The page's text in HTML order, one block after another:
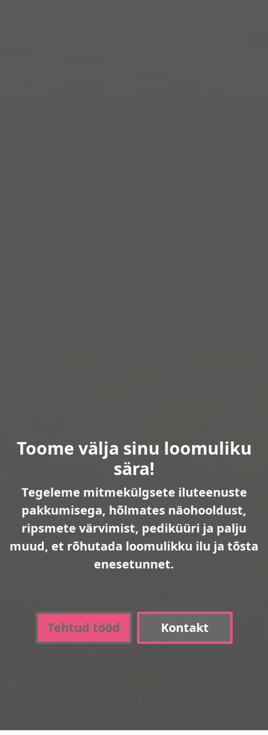
Toome välja sinu loomuliku
sära!
Tegeleme mitmekülgsete iluteenuste
pakkumisega, hõlmates näohooldust,
ripsmete värvimist, pediküüri ja palju
muud, et rõhutada loomulikku ilu ja tõsta
enesetunnet.
Tehtud tööd Kontakt